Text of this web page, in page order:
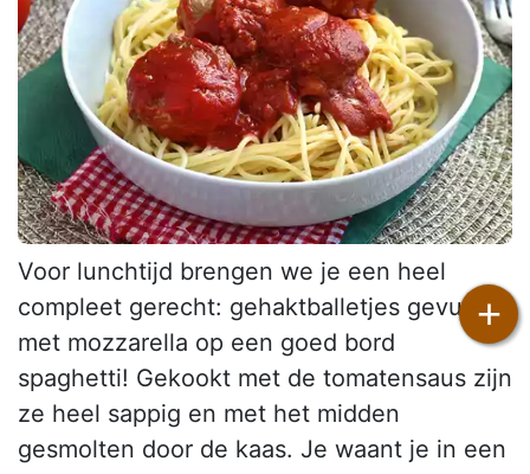
Voor lunchtijd brengen we je een heel
compleet gerecht: gehaktballetjes gevuld
met mozzarella op een goed bord
spaghetti! Gekookt met de tomatensaus zijn
ze heel sappig en met het midden
gesmolten door de kaas. Je waant je in een
+